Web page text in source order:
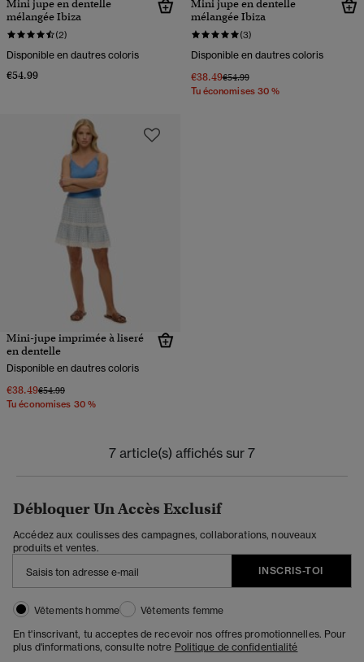
Mini jupe en dentelle
mélangée Ibiza
(2)
Disponible en dautres coloris
€54.99
Mini jupe en dentelle
mélangée Ibiza
(3)
Disponible en dautres coloris
€38.49Prix réduit de
€54.99à
Tu économises 30 %
Mini-jupe imprimée à liseré
en dentelle
Disponible en dautres coloris
€38.49Prix réduit de
€54.99à
Tu économises 30 %
7 article(s) affichés sur 7
Débloquer Un Accès Exclusif
Accédez aux coulisses des campagnes, collaborations, nouveaux
produits et ventes.
INSCRIS-TOI
Vêtements homme
Vêtements femme
En t'inscrivant, tu acceptes de recevoir nos offres promotionnelles. Pour
plus d'informations, consulte notre Politique de confidentialité